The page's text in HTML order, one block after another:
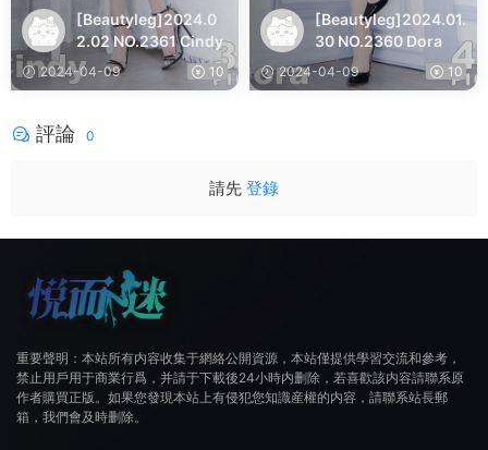
[Beautyleg]2024.0
2.02 NO.2361 Cindy
2024-04-09 10
[Beautyleg]2024.01.
30 NO.2360 Dora
2024-04-09 10
評論 0
請先 登錄
重要聲明：本站所有内容收集于網絡公開資源，本站僅提供學習交流和參考，
禁止用戶用于商業行爲，并請于下載後24小時内删除，若喜歡該内容請聯系原
作者購買正版。如果您發現本站上有侵犯您知識産權的内容，請聯系站長郵
箱，我們會及時删除。